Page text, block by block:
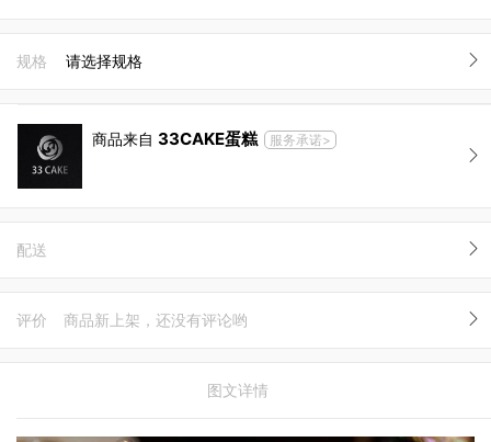
规格 请选择规格
商品来自 33CAKE蛋糕 服务承诺>
配送
评价 商品新上架，还没有评论哟
图文详情